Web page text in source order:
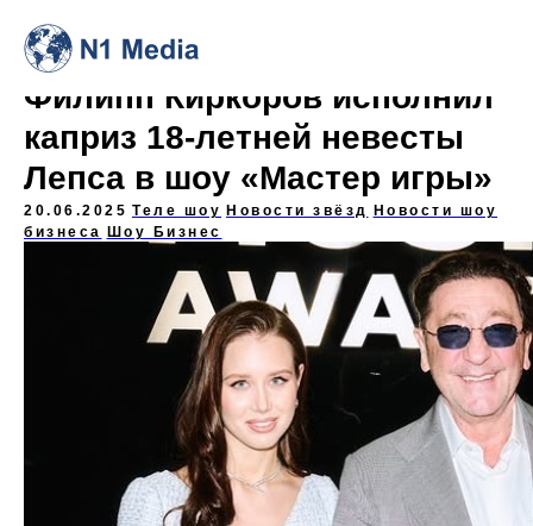
Филипп Киркоров исполнил
каприз 18-летней невесты
Лепса в шоу «Мастер игры»
20.06.2025 Теле шоу Новости звёзд
Новости шоу
бизнеса
Шоу Бизнес